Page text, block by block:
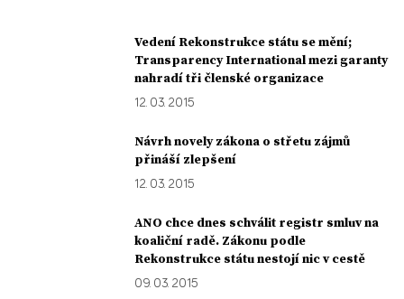
Vedení Rekonstrukce státu se mění;
Transparency International mezi garanty
nahradí tři členské organizace
12. 03. 2015
Návrh novely zákona o střetu zájmů
přináší zlepšení
12. 03. 2015
ANO chce dnes schválit registr smluv na
koaliční radě. Zákonu podle
Rekonstrukce státu nestojí nic v cestě
09. 03. 2015